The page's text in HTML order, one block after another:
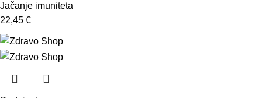
Jačanje imuniteta
22,45 €